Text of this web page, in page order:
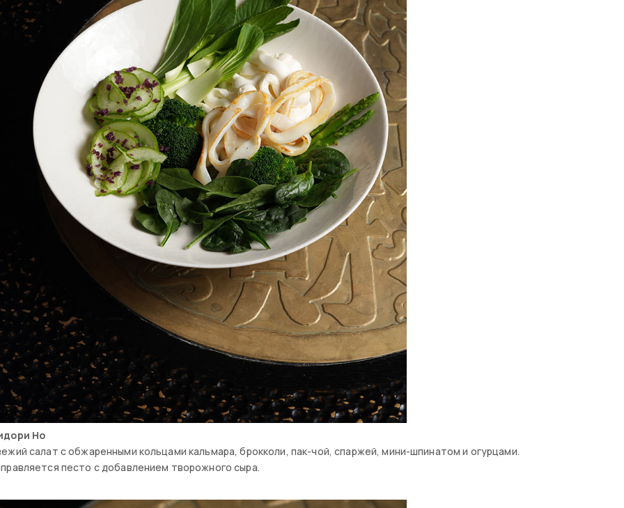
Но
салат с обжаренными кольцами кальмара, брокколи, пак-чой, спаржей, мини-шпинатом и огурцами.
песто с добавлением творожного сыра.